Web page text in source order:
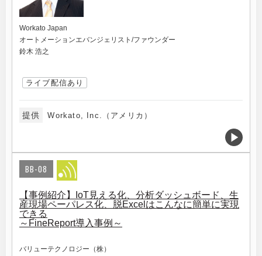
Workato Japan
オートメーションエバンジェリスト/ファウンダー
鈴木 浩之
ライブ配信あり
提供 Workato, Inc.（アメリカ）
BB-08
【事例紹介】IoT見える化、分析ダッシュボード、生
産現場ペーパレス化、脱Excelはこんなに簡単に実現
できる
～FineReport導入事例～
バリューテクノロジー（株）